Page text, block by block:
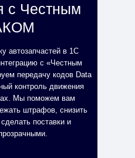
с Честным
автозапчастей в 1С
с «Честным
передачу кодов Data
контроль движения
Мы поможем вам
штрафов, снизить
поставки и